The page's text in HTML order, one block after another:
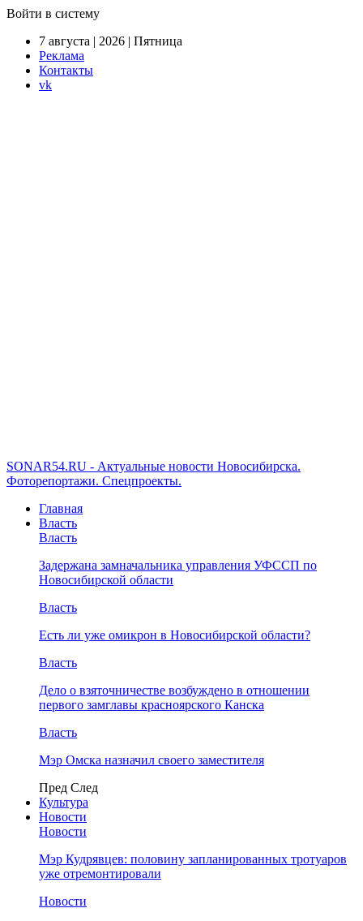
Войти в систему
7 августа | 2026 | Пятница
Реклама
Контакты
vk
SONAR54.RU - Актуальные новости Новосибирска.
Фоторепортажи. Спецпроекты.
Главная
Власть
Власть
Задержана замначальника управления УФССП по
Новосибирской области
Власть
Есть ли уже омикрон в Новосибирской области?
Власть
Дело о взяточничестве возбуждено в отношении
первого замглавы красноярского Канска
Власть
Мэр Омска назначил своего заместителя
Пред След
Культура
Новости
Новости
Мэр Кудрявцев: половину запланированных тротуаров
уже отремонтировали
Новости